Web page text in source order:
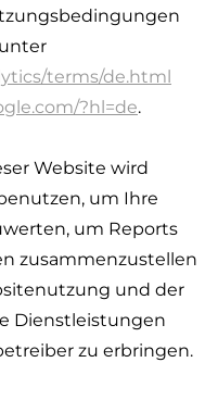
terms/de.html
?hl=de.
Website wird
um Ihre
um Reports
zusammenzustellen
und der
Dienstleistungen
zu erbringen.